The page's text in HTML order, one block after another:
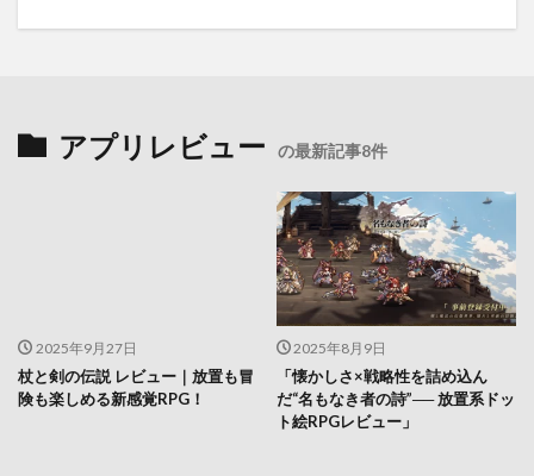
アプリレビュー の最新記事8件
2025年9月27日
杖と剣の伝説 レビュー｜放置も冒
険も楽しめる新感覚RPG！
2025年8月9日
「懐かしさ×戦略性を詰め込ん
だ“名もなき者の詩”── 放置系ドッ
ト絵RPGレビュー」